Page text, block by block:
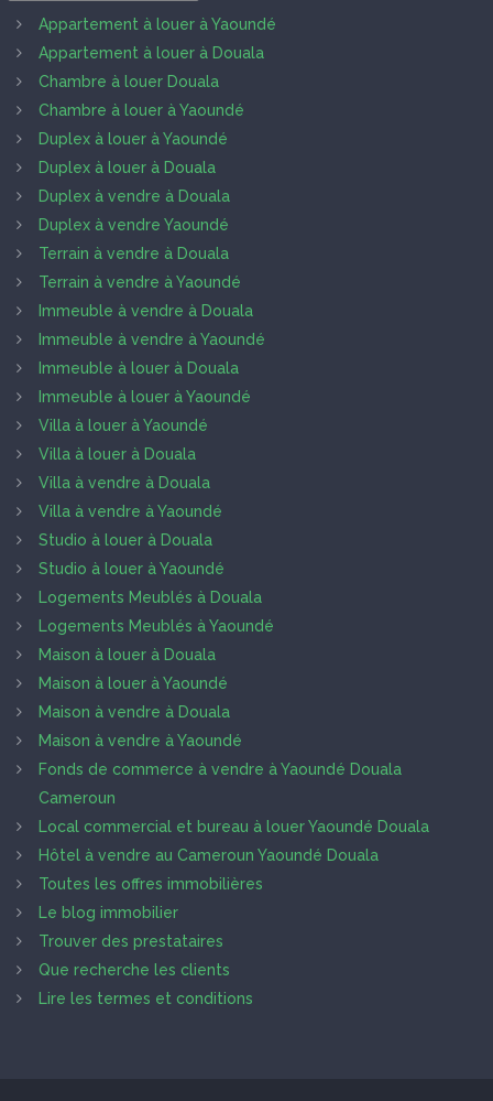
Appartement à louer à Yaoundé
Appartement à louer à Douala
Chambre à louer Douala
Chambre à louer à Yaoundé
Duplex à louer à Yaoundé
Duplex à louer à Douala
Duplex à vendre à Douala
Duplex à vendre Yaoundé
Terrain à vendre à Douala
Terrain à vendre à Yaoundé
Immeuble à vendre à Douala
Immeuble à vendre à Yaoundé
Immeuble à louer à Douala
Immeuble à louer à Yaoundé
Villa à louer à Yaoundé
Villa à louer à Douala
Villa à vendre à Douala
Villa à vendre à Yaoundé
Studio à louer à Douala
Studio à louer à Yaoundé
Logements Meublés à Douala
Logements Meublés à Yaoundé
Maison à louer à Douala
Maison à louer à Yaoundé
Maison à vendre à Douala
Maison à vendre à Yaoundé
Fonds de commerce à vendre à Yaoundé Douala
Cameroun
Local commercial et bureau à louer Yaoundé Douala
Hôtel à vendre au Cameroun Yaoundé Douala
Toutes les offres immobilières
Le blog immobilier
Trouver des prestataires
Que recherche les clients
Lire les termes et conditions